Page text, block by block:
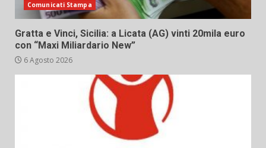
Comunicati Stampa
Gratta e Vinci, Sicilia: a Licata (AG) vinti 20mila euro
con “Maxi Miliardario New”
6 Agosto 2026